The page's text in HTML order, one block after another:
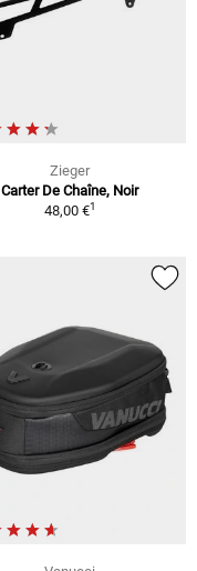
Zieger
Carter De Chaîne, Noir
48,00 €1